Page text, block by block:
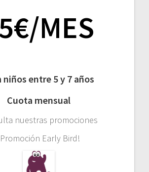
MES
niños entre 5 y 7 años
Cuota mensual
nuestras promociones
Early Bird!